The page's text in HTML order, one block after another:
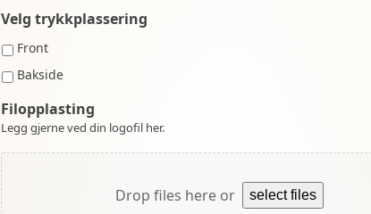
Velg trykkplassering
Front
Bakside
Filopplasting
Legg gjerne ved din logofil her.
Drop files here or select files